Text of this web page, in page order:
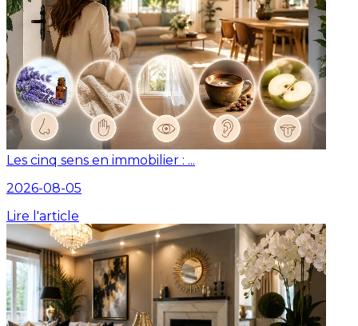
Les cinq sens en immobilier : ...
2026-08-05
Lire l'article